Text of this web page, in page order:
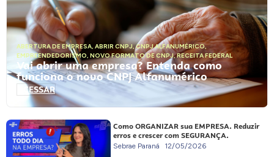
ABERTURA DE EMPRESA, ABRIR CNPJ,CNPJ ALFANUMÉRICO,
EMPREENDEDORISMO, NOVO FORMATO DE CNPJ,RECEITA FEDERAL
Vai abrir uma empresa? Entenda como
funciona o novo CNPJ Alfanumérico
ACESSAR
Como ORGANIZAR sua EMPRESA. Reduzir
erros e crescer com SEGURANÇA.
Sebrae Paraná 12/05/2026